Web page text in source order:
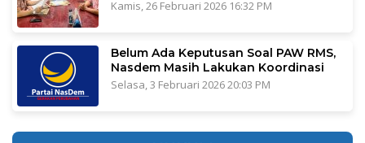
Kamis, 26 Februari 2026 16:32 PM
Belum Ada Keputusan Soal PAW RMS,
Nasdem Masih Lakukan Koordinasi
Selasa, 3 Februari 2026 20:03 PM